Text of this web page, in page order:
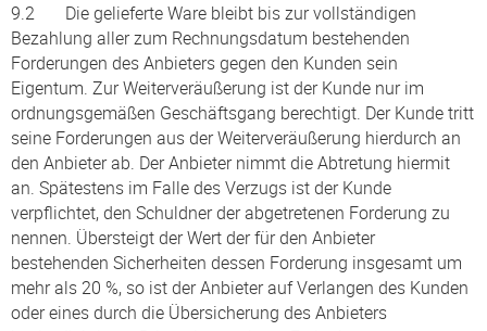
9.2 Die gelieferte Ware bleibt bis zur vollständigen
Bezahlung aller zum Rechnungsdatum bestehenden
Forderungen des Anbieters gegen den Kunden sein
Eigentum. Zur Weiterveräußerung ist der Kunde nur im
ordnungsgemäßen Geschäftsgang berechtigt. Der Kunde tritt
seine Forderungen aus der Weiterveräußerung hierdurch an
den Anbieter ab. Der Anbieter nimmt die Abtretung hiermit
an. Spätestens im Falle des Verzugs ist der Kunde
verpflichtet, den Schuldner der abgetretenen Forderung zu
nennen. Übersteigt der Wert der für den Anbieter
bestehenden Sicherheiten dessen Forderung insgesamt um
mehr als 20 %, so ist der Anbieter auf Verlangen des Kunden
oder eines durch die Übersicherung des Anbieters